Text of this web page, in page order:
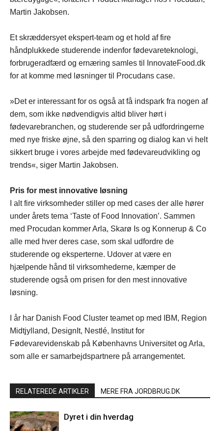
Martin Jakobsen.
Et skræddersyet ekspert-team og et hold af fire
håndplukkede studerende indenfor fødevareteknologi,
forbrugeradfærd og ernæring samles til InnovateFood.dk
for at komme med løsninger til Procudans case.
»Det er interessant for os også at få indspark fra nogen af
dem, som ikke nødvendigvis altid bliver hørt i
fødevarebranchen, og studerende ser på udfordringerne
med nye friske øjne, så den sparring og dialog kan vi helt
sikkert bruge i vores arbejde med fødevareudvikling og
trends«, siger Martin Jakobsen.
Pris for mest innovative løsning
I alt fire virksomheder stiller op med cases der alle hører
under årets tema ‘Taste of Food Innovation’. Sammen
med Procudan kommer Arla, Skarø Is og Konnerup & Co
alle med hver deres case, som skal udfordre de
studerende og eksperterne. Udover at være en
hjælpende hånd til virksomhederne, kæmper de
studerende også om prisen for den mest innovative
løsning.
I år har Danish Food Cluster teamet op med IBM, Region
Midtjylland, DesignIt, Nestlé, Institut for
Fødevarevidenskab på Københavns Universitet og Arla,
som alle er samarbejdspartnere på arrangementet.
RELATEREDE ARTIKLER MERE FRA JORDBRUG.DK
Dyret i din hverdag